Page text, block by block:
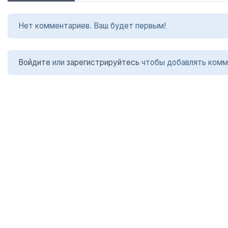
Нет комментариев. Ваш будет первым!
Войдите или зарегистрируйтесь чтобы добавлять